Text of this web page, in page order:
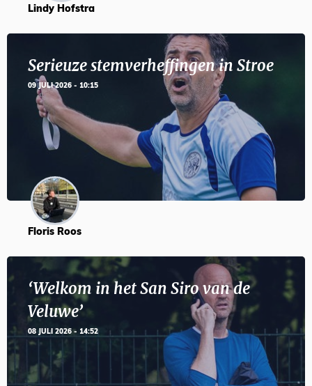
Lindy Hofstra
Serieuze stemverheffingen in Stroe
09 JULI 2026 - 10:15
Floris Roos
‘Welkom in het San Siro van de
Veluwe’
08 JULI 2026 - 14:52